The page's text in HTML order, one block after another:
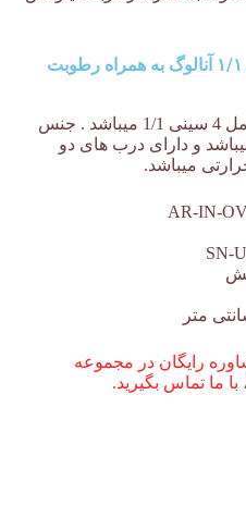
فر کانوکشن برقی چهار سینی ۱/۱ آنالوگ به همراه رطوبت
دستگاه فر کانوکشن برقی شامل 4 سینی 1/1 میباشد . جنس
و دارای درب های دو
میباشد.
AR-IN-
SN-
رایگان در مجموعه
ما تماس بگیرید.